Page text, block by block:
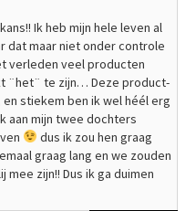
Ik heb mijn hele leven al
dat maar niet onder controle
verleden veel producten
¨het¨ te zijn… Deze product-
stiekem ben ik wel héél erg
aan mijn twee dochters
dus ik zou hen graag
graag lang en we zouden
zijn!! Dus ik ga duimen